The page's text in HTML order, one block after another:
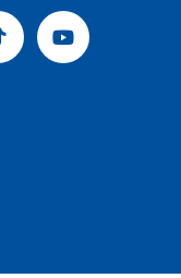
Tiktok Youtube